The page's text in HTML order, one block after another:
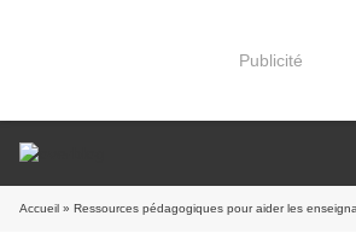
Publicité
Accueil » Ressources pédagogiques pour aider les enseignants à accueillir les